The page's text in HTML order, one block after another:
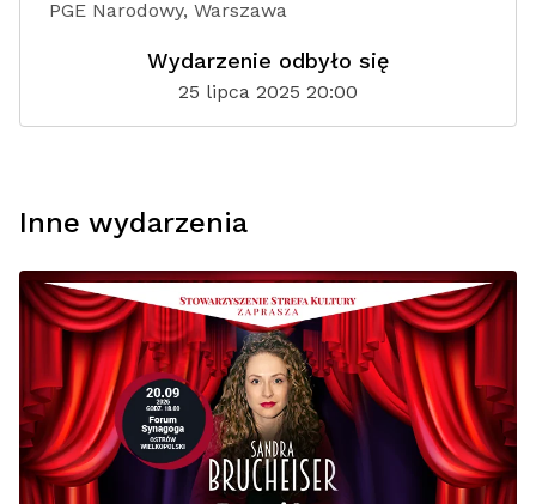
PGE Narodowy, Warszawa
Wydarzenie odbyło się
25 lipca 2025 20:00
Inne wydarzenia